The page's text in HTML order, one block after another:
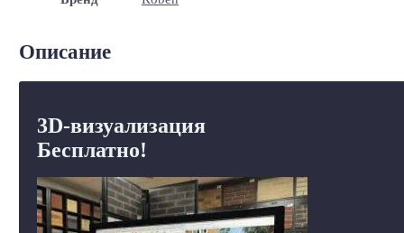
Описание
3D-визуализация
Бесплатно!